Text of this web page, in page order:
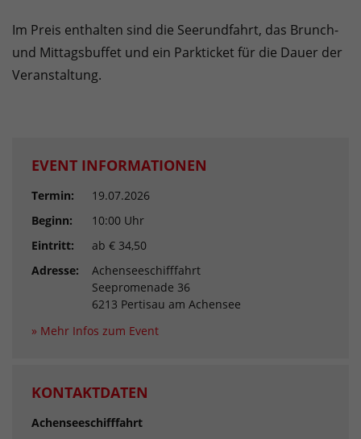
Im Preis enthalten sind die Seerundfahrt, das Brunch-
und Mittagsbuffet und ein Parkticket für die Dauer der
Veranstaltung.
EVENT INFORMATIONEN
Termin:
19.07.2026
Beginn:
10:00 Uhr
Eintritt:
ab € 34,50
Adresse:
Achenseeschifffahrt
Seepromenade 36
6213 Pertisau am Achensee
» Mehr Infos zum Event
KONTAKTDATEN
Achenseeschifffahrt